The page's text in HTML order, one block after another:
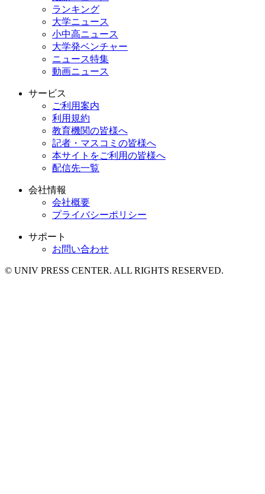
ランキング
大学ニュース
小中高ニュース
大学発ベンチャー
ニュース特集
動画ニュース
サービス
ご利用案内
利用規約
教育機関の皆様へ
記者・マスコミの皆様へ
本サイトをご利用の皆様へ
配信先一覧
会社情報
会社概要
プライバシーポリシー
サポート
お問い合わせ
© UNIV PRESS CENTER. ALL RIGHTS RESERVED.